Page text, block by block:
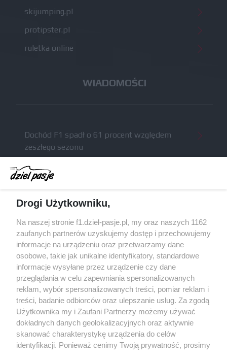
skijumping.pl
protipster.pl
ruletka online
WIADOMOŚCI
Dochód F1 spadł o 61 procent względem
zeszłego sezonu
algorytmach?
silnikiem dopiero w styczniu
Audi planuje wprowadzić jeszcze cztery duże
pakiety poprawek w 2026 roku
Gasly dołączył do krytyki obecnych
samochodów F1
Polityka prywatności © 2004 - 2026 GPmedia
Kopiowanie treści bez
zgody autorów zabronione.
Serwis internetowy, z którego korzystasz, używa plików
cookies. Są to pliki instalowane w urządzeniach
końcowych osób korzystających z serwisu, w celu
administrowania serwisem, poprawy jakości
Drogi Użytkowniku,
Na naszej stronie f1.dziel-pasje.pl, my oraz naszych 1162
zaufanych partnerów uzyskujemy dostęp i przechowujemy
informacje na urządzeniu oraz przetwarzamy dane
osobowe, takie jak unikalne identyfikatory, standardowe
informacje wysyłane przez urządzenie czy dane
przeglądania w celu zapewniania spersonalizowanych
reklam, wybór spersonalizowanych treści, pomiar reklam i
treści, badanie odbiorców oraz ulepszanie usług. Za zgodą
Użytkownika my i Zaufani Partnerzy możemy używać
dokładnych danych geolokalizacyjnych oraz aktywnie
skanować charakterystykę urządzenia do celów
identyfikacji. Ponieważ cenimy Twoją prywatność, prosimy